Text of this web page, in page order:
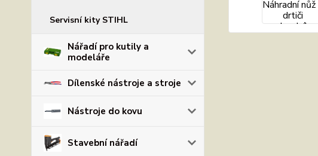
Servisní kity STIHL
Nářadí pro kutily a
modeláře
Dílenské nástroje a stroje
Nástroje do kovu
Stavební nářadí